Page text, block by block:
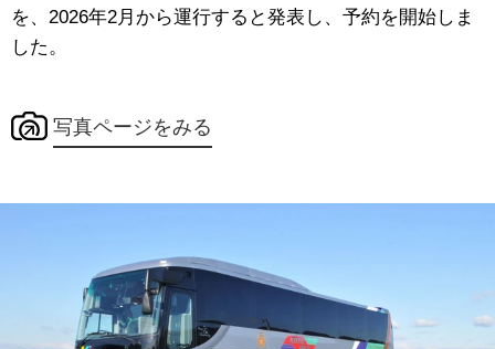
を、2026年2月から運行すると発表し、予約を開始しま
した。
写真ページをみる